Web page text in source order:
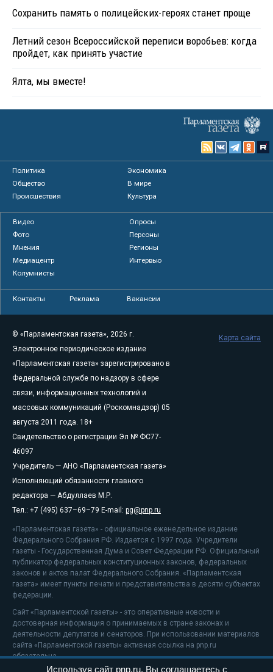
Сохранить память о полицейских-героях станет проще
Летний сезон Всероссийской переписи воробьев: когда
пройдет, как принять участие
Ялта, мы вместе!
Политика
Экономика
Общество
В мире
Происшествия
Культура
Видео
Опросы
Фото
Персоны
Мнения
Регионы
Медиацентр
Интервью
Колумнисты
Контакты Реклама Вакансии
© «Парламентская газета», 2026 г.
Электронное периодическое издание
«Парламентская газета» зарегистрировано в
Федеральной службе по надзору в сфере
связи, информационных технологий и
массовых коммуникаций (Роскомнадзор) 05
августа 2011 года. 18+
Свидетельство о регистрации Эл № ФС77-
46097
Учредитель — АНО «Парламентская газета»
Исполняющий обязанности главного
редактора — Абдуллаев М.Р.
Тел.: +7 (495) 637–69–79 E-mail: pg@pnp.ru
«Парламентская газета» - официальное еженедельное издание
Федерального Собрания РФ. Издается с 1997 года. Учредители
газеты - Государственная Дума и Совет Федерации РФ. Официальный
публикатор федеральных конституционных законов, федеральных
законов и актов палат Федерального Собрания. «Парламентская
газета» имеет пункты печати и представительства в десяти субъектах
федерации.
Сайт «Парламентской газеты» - это оперативные новости и
достоверная информация о принимаемых в стране законах и
деятельности депутатов и сенаторов. При использовании материалов
сайта «Парламентской газеты» активная ссылка на pnp.ru
обязательна.
Карта сайта
Используя сайт pnp.ru, Вы соглашаетесь с